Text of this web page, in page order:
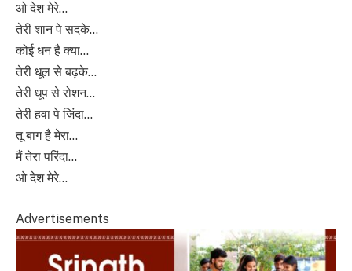
ओ देश मेरे…
तेरी शान पे सदके…
कोई धन है क्या…
तेरी धूल से बढ़के…
तेरी धूप से रोशन…
तेरी हवा पे जिंदा…
तू बाग है मेरा…
मैं तेरा परिंदा…
ओ देश मेरे…
Advertisements